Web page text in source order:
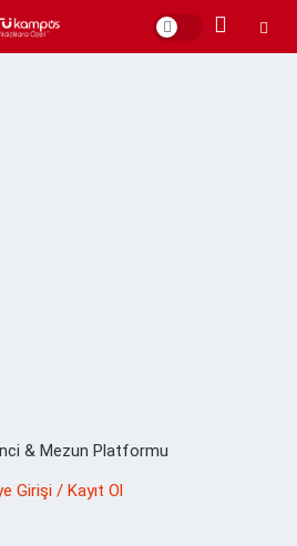
& Mezun Platformu
Girişi / Kayıt Ol